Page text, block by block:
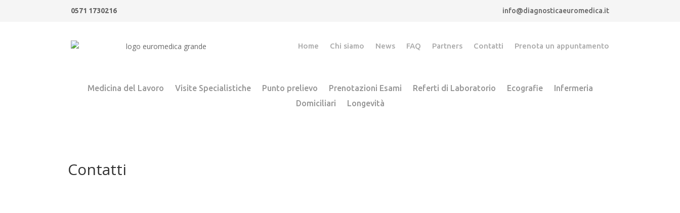
0571 1730216 info@diagnosticaeuromedica.it
Home Chi siamo News FAQ Partners Contatti Prenota un appuntamento
Medicina del Lavoro Visite Specialistiche Punto prelievo Prenotazioni Esami Referti di Laboratorio Ecografie
Infermeria
Domiciliari
Longevità
Contatti